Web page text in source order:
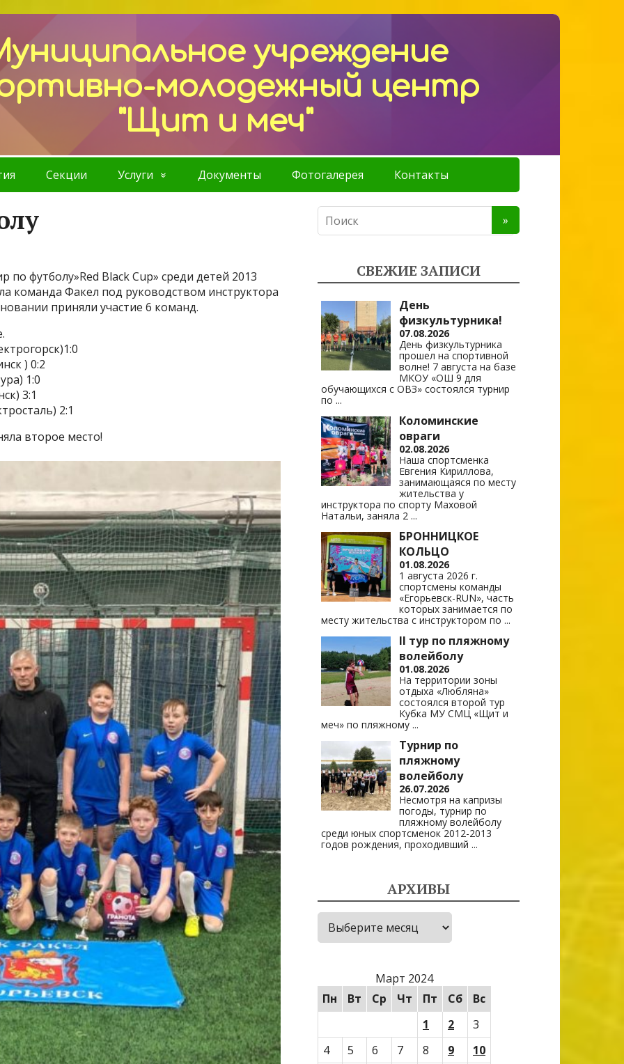
учреждение
молодежный центр
"Щит и меч"
Секции Услуги Документы Фотогалерея Контакты
футболу»Red Black Cup» среди детей 2013
команда Факел под руководством инструктора
приняли участие 6 команд.
) 0:2
1:0
3:1
2:1
второе место!
СВЕЖИЕ ЗАПИСИ
День
физкультурника!
07.08.2026
День физкультурника
прошел на спортивной
волне! 7 августа на базе
МКОУ «ОШ 9 для
обучающихся с ОВЗ» состоялся турнир
по...
Коломинские
овраги
02.08.2026
Наша спортсменка
Евгения Кириллова,
занимающаяся по месту
жительства у
инструктора по спорту Маховой
Натальи, заняла 2 ...
БРОННИЦКОЕ
КОЛЬЦО
01.08.2026
1 августа 2026 г.
спортсмены команды
«Егорьевск-RUN», часть
которых занимается по
месту жительства с инструктором по ...
II тур по пляжному
волейболу
01.08.2026
На территории зоны
отдыха «Любляна»
состоялся второй тур
Кубка МУ СМЦ «Щит и
меч» по пляжному ...
Турнир по
пляжному
волейболу
26.07.2026
Несмотря на капризы
погоды, турнир по
пляжному волейболу
среди юных спортсменок 2012-2013
годов рождения, проходивший ...
АРХИВЫ
Архивы
Март 2024
Пн
Вт Ср Чт Пт Сб
Вс
1
2
3
4
5 6 7 8 9
10